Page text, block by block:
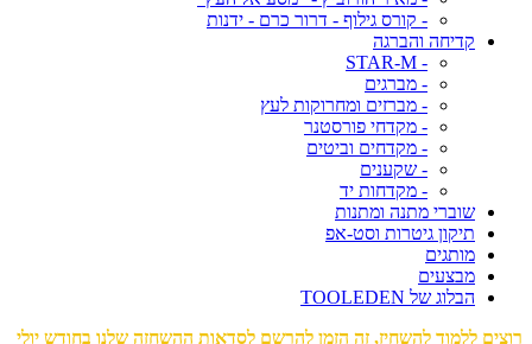
- קורס גילוף - דרור כרם - ידנות
קדיחה והברגה
- STAR-M
- מברגים
- מברזים ומחרוקות לעץ
- מקדחי פורסטנר
- מקדחים וביטים
- שקענים
- מקדחות יד
שוברי מתנה ומתנות
תיקון גיטרות וסט-אפ
מותגים
מבצעים
הבלוג של TOOLEDEN
רוצים ללמוד להשחיז, זה הזמן להרשם לסדאות ההשחזה שלנו בחודש יולי